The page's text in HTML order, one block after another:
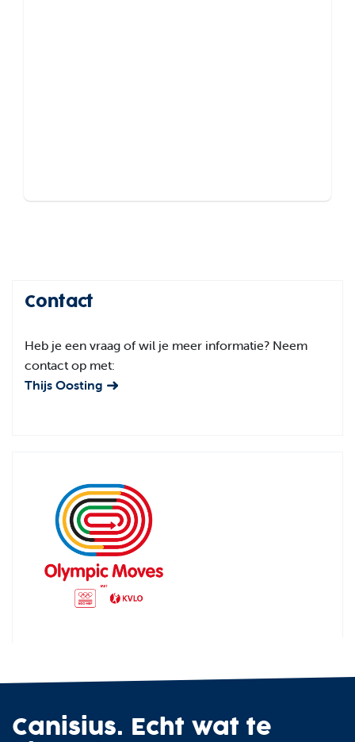
Contact
Heb je een vraag of wil je meer informatie? Neem
contact op met:
Thijs Oosting
Canisius. Echt wat te